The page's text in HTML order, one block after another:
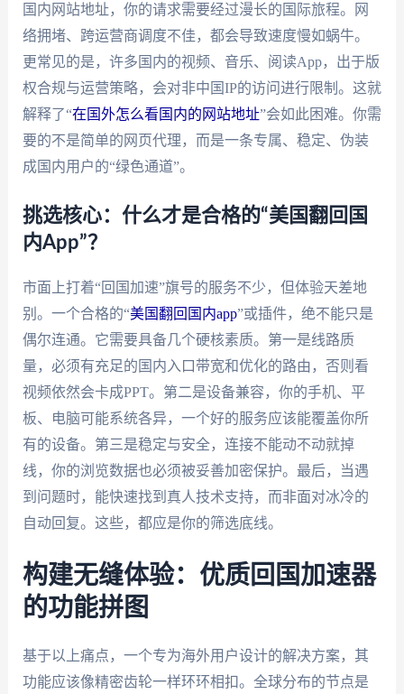
国内网站地址，你的请求需要经过漫长的国际旅程。网
络拥堵、跨运营商调度不佳，都会导致速度慢如蜗牛。
更常见的是，许多国内的视频、音乐、阅读App，出于版
权合规与运营策略，会对非中国IP的访问进行限制。这就
解释了“在国外怎么看国内的网站地址”会如此困难。你需
要的不是简单的网页代理，而是一条专属、稳定、伪装
成国内用户的“绿色通道”。
挑选核心：什么才是合格的“美国翻回国
内App”？
市面上打着“回国加速”旗号的服务不少，但体验天差地
别。一个合格的“美国翻回国内app”或插件，绝不能只是
偶尔连通。它需要具备几个硬核素质。第一是线路质
量，必须有充足的国内入口带宽和优化的路由，否则看
视频依然会卡成PPT。第二是设备兼容，你的手机、平
板、电脑可能系统各异，一个好的服务应该能覆盖你所
有的设备。第三是稳定与安全，连接不能动不动就掉
线，你的浏览数据也必须被妥善加密保护。最后，当遇
到问题时，能快速找到真人技术支持，而非面对冰冷的
自动回复。这些，都应是你的筛选底线。
构建无缝体验：优质回国加速器
的功能拼图
基于以上痛点，一个专为海外用户设计的解决方案，其
功能应该像精密齿轮一样环环相扣。全球分布的节点是